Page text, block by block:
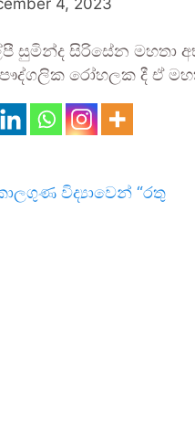
4, 2023
සුමින්ද සිරිසේන මහතා
රෝහලක දී ඒ මහතා
විද්‍යාවෙන් “රතු